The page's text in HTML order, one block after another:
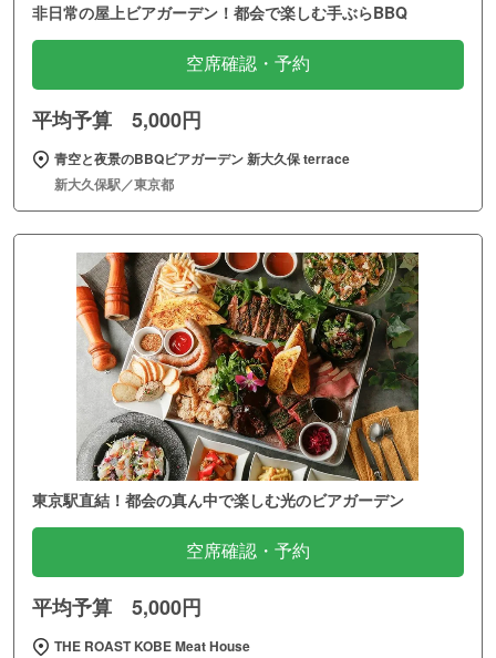
非日常の屋上ビアガーデン！都会で楽しむ手ぶらBBQ
空席確認・予約
平均予算 5,000円
青空と夜景のBBQビアガーデン 新大久保 terrace
新大久保駅／東京都
東京駅直結！都会の真ん中で楽しむ光のビアガーデン
空席確認・予約
平均予算 5,000円
THE ROAST KOBE Meat House